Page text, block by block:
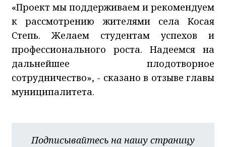
«Проект мы поддерживаем и рекомендуем
к рассмотрению жителями села Косая
Степь. Желаем студентам успехов и
профессионального роста. Надеемся на
дальнейшее плодотворное
сотрудничество», - сказано в отзыве главы
муниципалитета.
Подписывайтесь на нашу страницу